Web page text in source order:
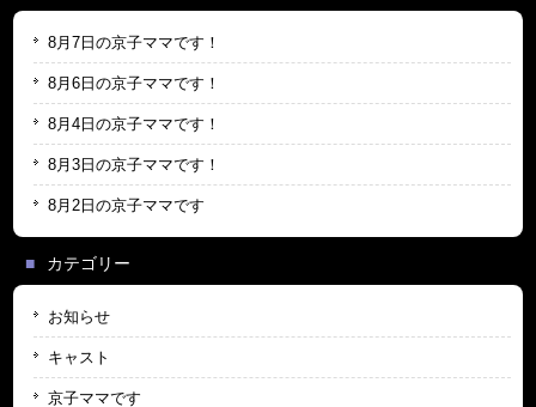
8月7日の京子ママです！
8月6日の京子ママです！
8月4日の京子ママです！
8月3日の京子ママです！
8月2日の京子ママです
カテゴリー
お知らせ
キャスト
京子ママです